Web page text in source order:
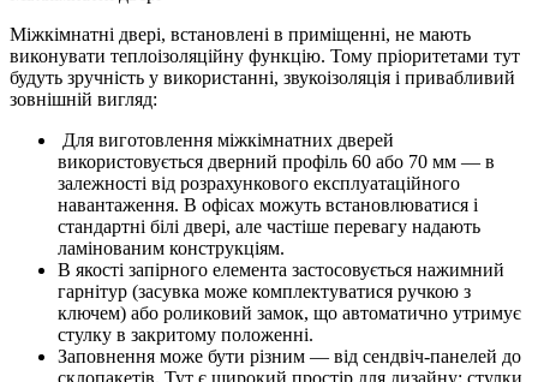
Міжкімнатні двері, встановлені ​​в приміщенні, не мають
виконувати теплоізоляційну функцію. Тому пріоритетами тут
будуть зручність у використанні, звукоізоляція і привабливий
зовнішній вигляд:
Для виготовлення міжкімнатних дверей
використовується дверний профіль 60 або 70 мм — в
залежності від розрахункового експлуатаційного
навантаження. В офісах можуть встановлюватися і
стандартні білі двері, але частіше перевагу надають
ламінованим конструкціям.
В якості запірного елемента застосовується нажимний
гарнітур (засувка може комплектуватися ручкою з
ключем) або роликовий замок, що автоматично утримує
стулку в закритому положенні.
Заповнення може бути різним — від сендвіч-панелей до
склопакетів. Тут є широкий простір для дизайну: стулки